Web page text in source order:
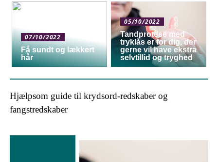
07/10/2022
Få sundt og lækkert
hår
05/10/2022
Tandprotese med
tryklås er for dig, der
gerne vil have ekstra
selvtillid og tryghed
Hjælpsom guide til krydsord-redskaber og
fangstredskaber